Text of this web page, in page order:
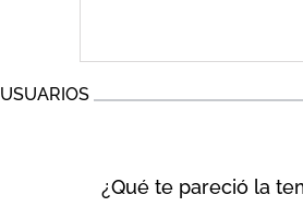
USUARIOS
¿Qué te pareció la